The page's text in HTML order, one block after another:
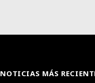
NOTICIAS MÁS